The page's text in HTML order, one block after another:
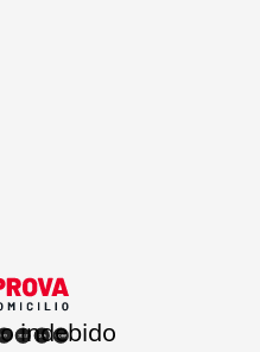
indebido